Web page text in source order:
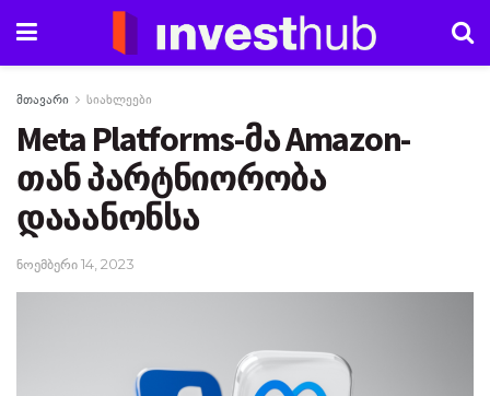
მთავარი სიახლეები
Meta Platforms-მა Amazon-
თან პარტნიორობა
დააანონსა
ნოემბერი 14, 2023